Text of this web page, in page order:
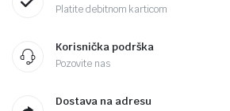
Platite debitnom karticom
Korisnička podrška
Pozovite nas
Dostava na adresu